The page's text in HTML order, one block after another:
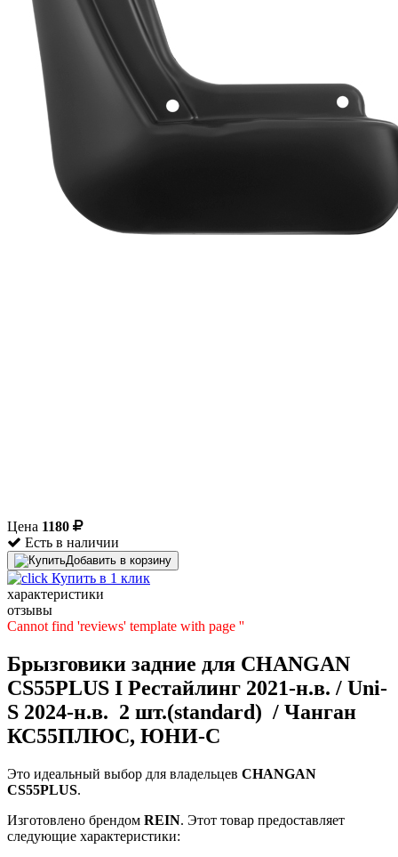
Цена 1180
Есть в наличии
Добавить в корзину
Купить в 1 клик
характеристики
отзывы
Cannot find 'reviews' template with page ''
Брызговики задние для CHANGAN
CS55PLUS I Рестайлинг 2021-н.в. / Uni-
S 2024-н.в. 2 шт.(standard) / Чанган
КС55ПЛЮС, ЮНИ-С
Это идеальный выбор для владельцев CHANGAN
CS55PLUS.
Изготовлено брендом REIN. Этот товар предоставляет
следующие характеристики: